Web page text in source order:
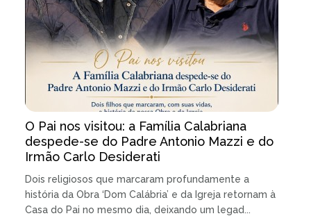
O Pai nos visitou: a Família Calabriana
despede-se do Padre Antonio Mazzi e do
Irmão Carlo Desiderati
Dois religiosos que marcaram profundamente a
história da Obra ‘Dom Calábria’ e da Igreja retornam à
Casa do Pai no mesmo dia, deixando um legad...